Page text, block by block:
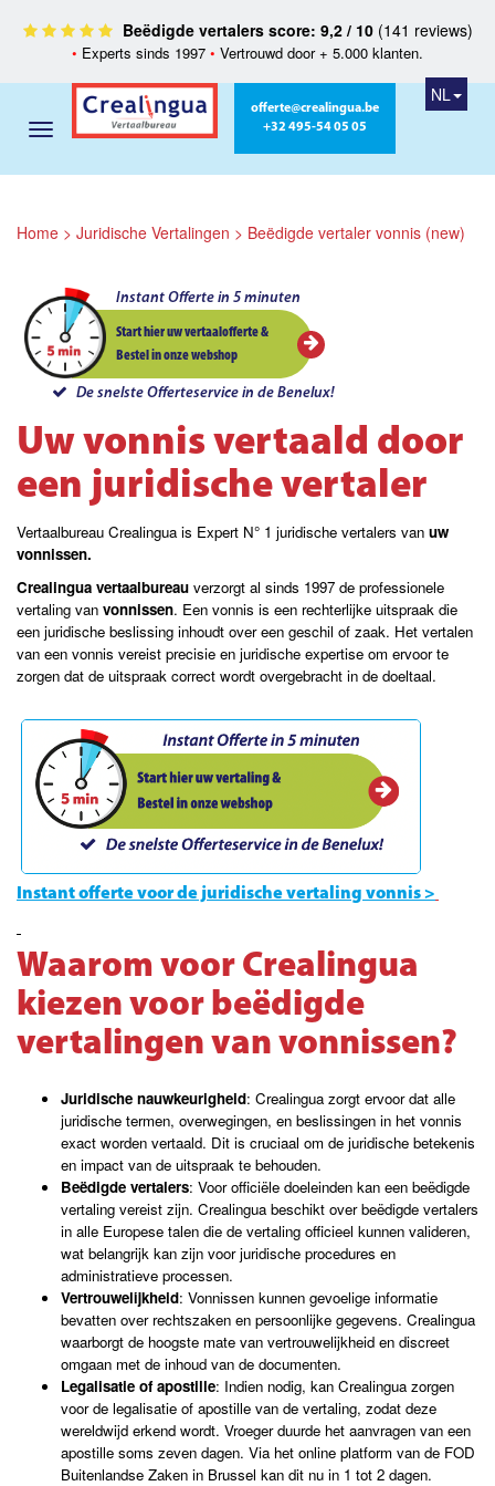
Beëdigde vertalers score: 9,2 / 10(141 reviews)
• Experts sinds 1997 • Vertrouwd door + 5.000 klanten.
offerte@crealingua.be
+32 495-54 05 05
NL
Home > Juridische Vertalingen > Beëdigde vertaler vonnis (new)
Instant Offerte in 5 minuten
Start hier uw vertaalofferte &
Bestel in onze webshop
De snelste Offerteservice in de Benelux!
Uw vonnis vertaald door
een juridische vertaler
Vertaalbureau Crealingua is Expert N° 1 juridische vertalers van uw
vonnissen.
Crealingua vertaalbureau verzorgt al sinds 1997 de professionele
vertaling van vonnissen. Een vonnis is een rechterlijke uitspraak die
een juridische beslissing inhoudt over een geschil of zaak. Het vertalen
van een vonnis vereist precisie en juridische expertise om ervoor te
zorgen dat de uitspraak correct wordt overgebracht in de doeltaal.
Instant offerte voor de juridische vertaling vonnis >
Waarom voor Crealingua
kiezen voor beëdigde
vertalingen van vonnissen?
Juridische nauwkeurigheid: Crealingua zorgt ervoor dat alle
juridische termen, overwegingen, en beslissingen in het vonnis
exact worden vertaald. Dit is cruciaal om de juridische betekenis
en impact van de uitspraak te behouden.
Beëdigde vertalers: Voor officiële doeleinden kan een beëdigde
vertaling vereist zijn. Crealingua beschikt over beëdigde vertalers
in alle Europese talen die de vertaling officieel kunnen valideren,
wat belangrijk kan zijn voor juridische procedures en
administratieve processen.
Vertrouwelijkheid: Vonnissen kunnen gevoelige informatie
bevatten over rechtszaken en persoonlijke gegevens. Crealingua
waarborgt de hoogste mate van vertrouwelijkheid en discreet
omgaan met de inhoud van de documenten.
Legalisatie of apostille: Indien nodig, kan Crealingua zorgen
voor de legalisatie of apostille van de vertaling, zodat deze
wereldwijd erkend wordt. Vroeger duurde het aanvragen van een
apostille soms zeven dagen. Via het online platform van de FOD
Buitenlandse Zaken in Brussel kan dit nu in 1 tot 2 dagen.